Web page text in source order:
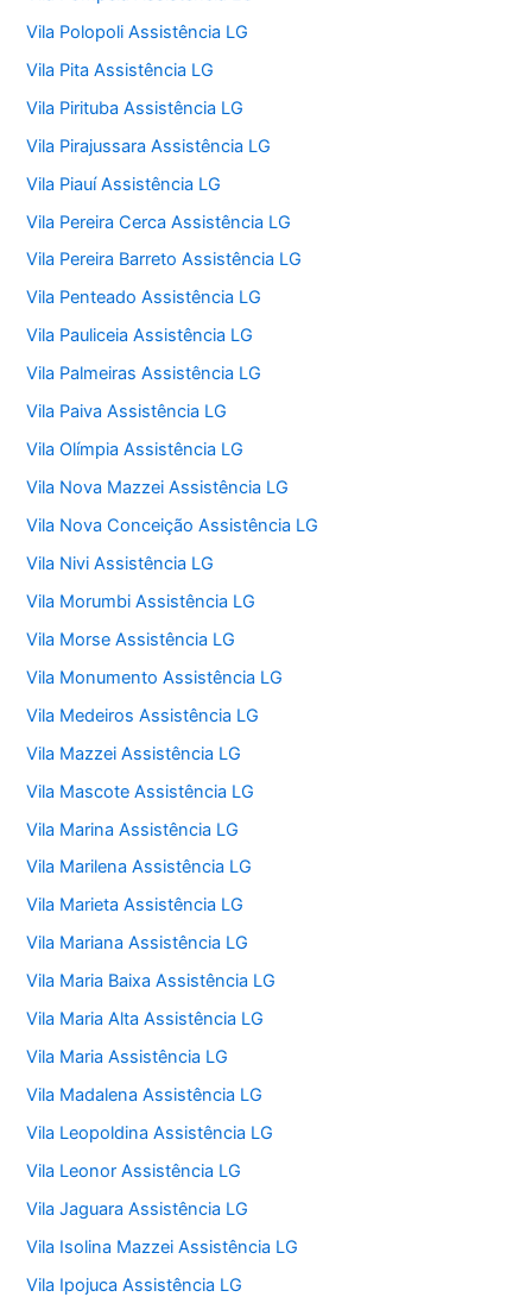
Vila Polopoli Assistência LG
Vila Pita Assistência LG
Vila Pirituba Assistência LG
Vila Pirajussara Assistência LG
Vila Piauí Assistência LG
Vila Pereira Cerca Assistência LG
Vila Pereira Barreto Assistência LG
Vila Penteado Assistência LG
Vila Pauliceia Assistência LG
Vila Palmeiras Assistência LG
Vila Paiva Assistência LG
Vila Olímpia Assistência LG
Vila Nova Mazzei Assistência LG
Vila Nova Conceição Assistência LG
Vila Nivi Assistência LG
Vila Morumbi Assistência LG
Vila Morse Assistência LG
Vila Monumento Assistência LG
Vila Medeiros Assistência LG
Vila Mazzei Assistência LG
Vila Mascote Assistência LG
Vila Marina Assistência LG
Vila Marilena Assistência LG
Vila Marieta Assistência LG
Vila Mariana Assistência LG
Vila Maria Baixa Assistência LG
Vila Maria Alta Assistência LG
Vila Maria Assistência LG
Vila Madalena Assistência LG
Vila Leopoldina Assistência LG
Vila Leonor Assistência LG
Vila Jaguara Assistência LG
Vila Isolina Mazzei Assistência LG
Vila Ipojuca Assistência LG